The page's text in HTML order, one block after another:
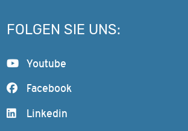
FOLGEN SIE UNS:
Youtube
Facebook
Linkedin